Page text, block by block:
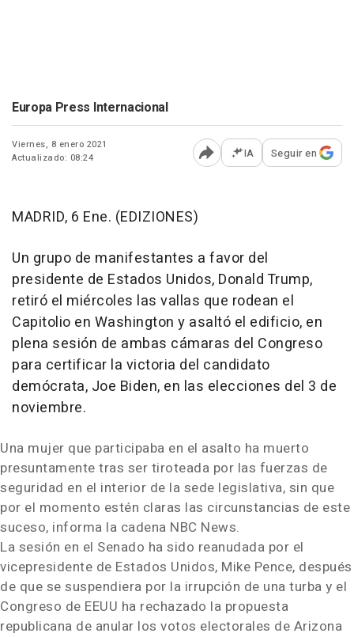
Europa Press Internacional
Viernes, 8 enero 2021
Actualizado: 08:24
Abrir opciones para
IA Seguir en
MADRID, 6 Ene. (EDIZIONES)
Un grupo de manifestantes a favor del
presidente de Estados Unidos, Donald Trump,
retiró el miércoles las vallas que rodean el
Capitolio en Washington y asaltó el edificio, en
plena sesión de ambas cámaras del Congreso
para certificar la victoria del candidato
demócrata, Joe Biden, en las elecciones del 3 de
noviembre.
Una mujer que participaba en el asalto ha muerto
presuntamente tras ser tiroteada por las fuerzas de
seguridad en el interior de la sede legislativa, sin que
por el momento estén claras las circunstancias de este
suceso, informa la cadena NBC News.
La sesión en el Senado ha sido reanudada por el
vicepresidente de Estados Unidos, Mike Pence, después
de que se suspendiera por la irrupción de una turba y el
Congreso de EEUU ha rechazado la propuesta
republicana de anular los votos electorales de Arizona